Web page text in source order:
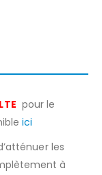
LTE pour le
ici
les
à